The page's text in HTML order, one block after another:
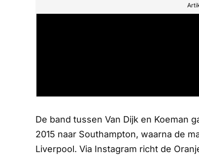
De band tussen Van Dijk en Koeman
2015 naar Southampton, waarna de
Liverpool. Via Instagram richt de